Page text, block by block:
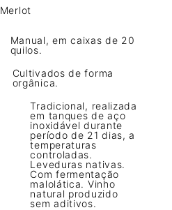
Merlot
Manual, em caixas de 20
quilos.
Cultivados de forma
orgânica.
Tradicional, realizada
em tanques de aço
inoxidável durante
período de 21 dias, a
temperaturas
controladas.
Leveduras nativas.
Com fermentação
malolática. Vinho
natural produzido
sem aditivos.